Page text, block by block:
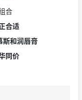
合
合适
斯和润唇膏
同价